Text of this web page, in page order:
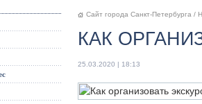
Сайт города Санкт-Петербурга /
КАК
25.03.2020 | 18:13